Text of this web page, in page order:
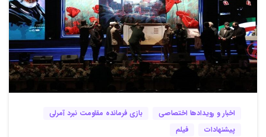
0
0
اخبار و رویدادها اختصاصی
بازی فرمانده مقاومت نبرد آمرلی
پیشنهادات
فیلم